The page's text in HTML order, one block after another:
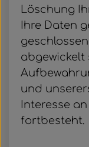
Löschung
Ihre Daten
abgewickelt
und
Interesse
fortbesteht.